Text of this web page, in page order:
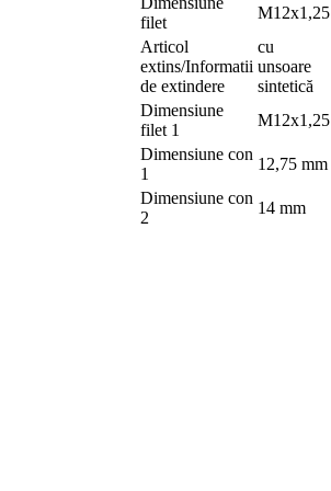
filet
M12x1,25
Articol
extins/Informatii
de extindere
cu
unsoare
sintetică
Dimensiune
filet 1
M12x1,25
Dimensiune con
1
12,75 mm
Dimensiune con
2
14 mm